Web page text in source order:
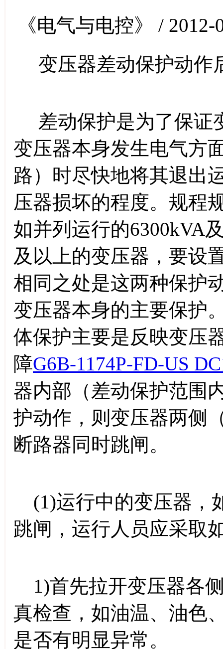
《电气与电控》 / 2012-
变压器差动保护动作
差动保护是为了保证
变压器本身发生电气方
路）时尽快地将其退出
压器损坏的程度。规程
如并列运行的6300kVA
及以上的变压器，要设
相同之处是这两种保护
变压器本身的主要保护
体保护主要是反映变压
障G6B-1174P-FD-US
器内部（差动保护范围
护动作，则变压器两侧
断路器同时跳闸。
(1)运行中的变压器，
跳闸，运行人员应采取
1)首先拉开变压器各
真检查，如油温、油色
是否有明显异常。